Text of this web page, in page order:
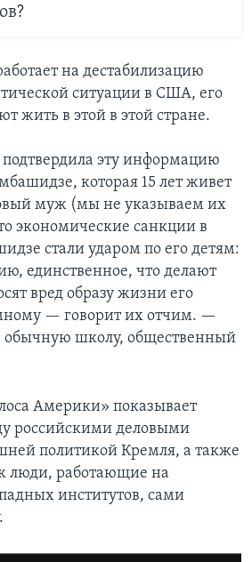
на дестабилизацию
ситуации в США, его
жить в этой в этой стране.
эту информацию
которая 15 лет живет
муж (мы не указываем их
экономические санкции в
стали ударом по его детям:
единственное, что делают
вред образу жизни его
— говорит их отчим. —
обычную школу, общественный
Америки» показывает
российскими деловыми
политикой Кремля, а также
люди, работающие на
институтов, сами